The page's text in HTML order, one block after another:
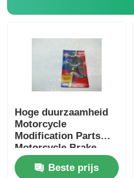
Hoge duurzaamheid
Motorcycle
Modification Parts
Motorcycle Brake
Disc Voor Genesis
GXT ModelBeste prijs